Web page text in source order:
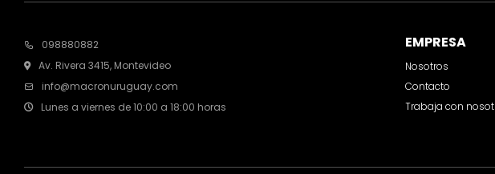
098880882
Av. Rivera 3415, Montevideo
info@macronuruguay.com
Lunes a viernes de 10:00 a 18:00 horas
EMPRESA
Nosotros
Contacto
Trabaja con